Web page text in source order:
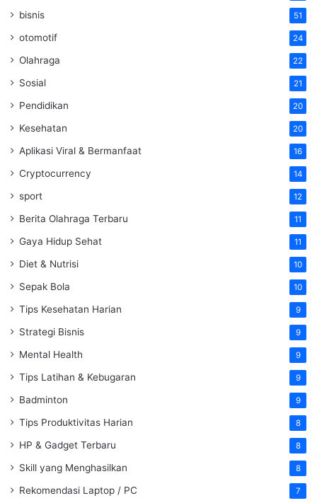
bisnis 51
otomotif 24
Olahraga 22
Sosial 21
Pendidikan 20
Kesehatan 20
Aplikasi Viral & Bermanfaat 16
Cryptocurrency 14
sport 12
Berita Olahraga Terbaru 11
Gaya Hidup Sehat 11
Diet & Nutrisi 10
Sepak Bola 10
Tips Kesehatan Harian 9
Strategi Bisnis 9
Mental Health 9
Tips Latihan & Kebugaran 9
Badminton 9
Tips Produktivitas Harian 8
HP & Gadget Terbaru 8
Skill yang Menghasilkan 8
Rekomendasi Laptop / PC 7